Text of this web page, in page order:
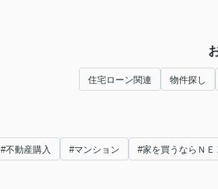
住宅ローン関連 物件探し
#不動産購入 #マンション #家を買うならＮＥ